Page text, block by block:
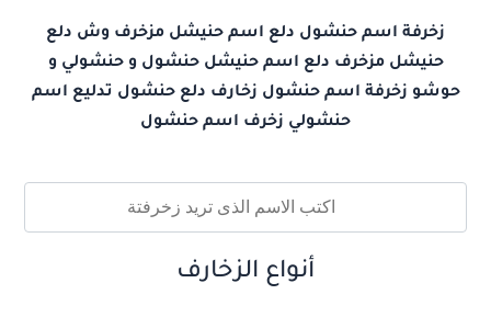
زخرفة اسم حنشول دلع اسم حنيشل مزخرف وش دلع
حنيشل مزخرف دلع اسم حنيشل حنشول و حنشولي و
حوشو زخرفة اسم حنشول زخارف دلع حنشول تدليع اسم
حنشولي زخرف اسم حنشول
أنواع الزخارف